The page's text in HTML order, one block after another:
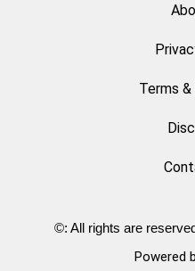
Terms
©: All rights are
Powered